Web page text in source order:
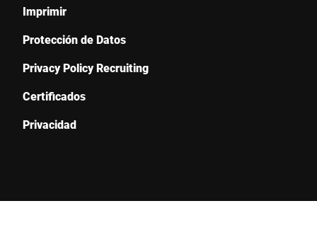
Imprimir
Protección de Datos
Privacy Policy Recruiting
Certificados
Privacidad